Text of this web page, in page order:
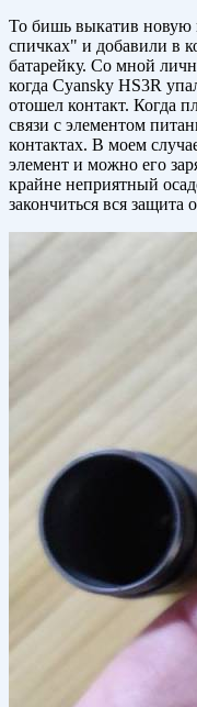
То бишь выкатив новую
спичках" и добавили в
батарейку. Со мной
когда Cyansky HS3R
отошел контакт. Когда
связи с элементом
контактах. В моем
элемент и можно его
крайне неприятный
закончиться вся